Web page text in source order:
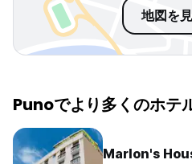
地図を
Punoでより多くのホテ
Marlon's